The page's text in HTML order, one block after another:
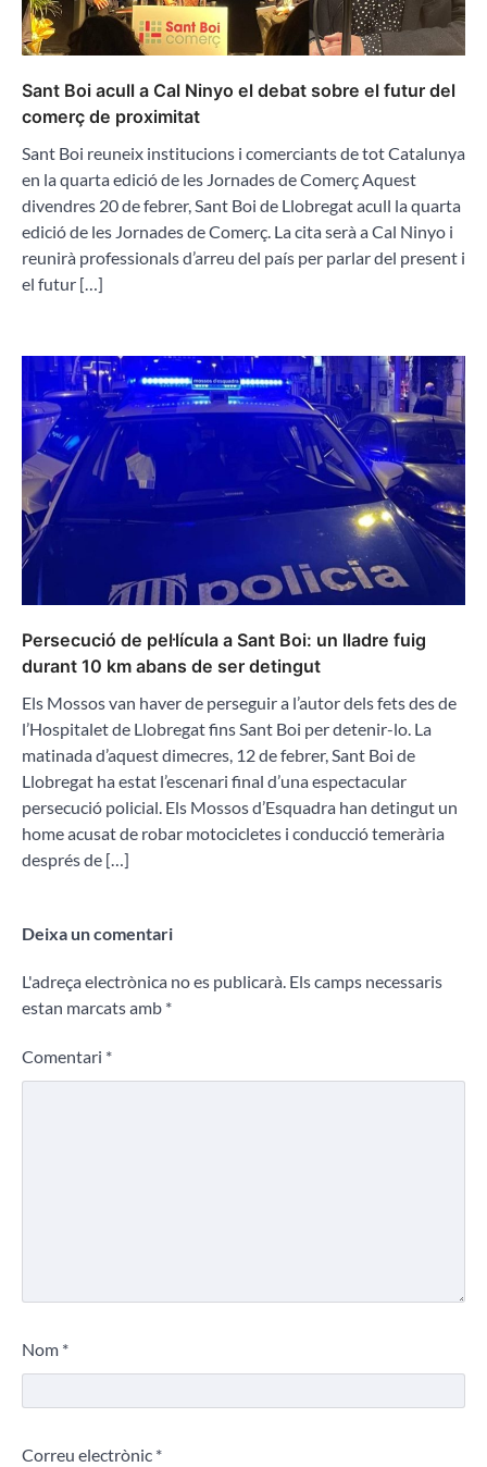
Sant Boi acull a Cal Ninyo el debat sobre el futur del
comerç de proximitat
Sant Boi reuneix institucions i comerciants de tot Catalunya
en la quarta edició de les Jornades de Comerç Aquest
divendres 20 de febrer, Sant Boi de Llobregat acull la quarta
edició de les Jornades de Comerç. La cita serà a Cal Ninyo i
reunirà professionals d’arreu del país per parlar del present i
el futur […]
Persecució de pel·lícula a Sant Boi: un lladre fuig
durant 10 km abans de ser detingut
Els Mossos van haver de perseguir a l’autor dels fets des de
l’Hospitalet de Llobregat fins Sant Boi per detenir-lo. La
matinada d’aquest dimecres, 12 de febrer, Sant Boi de
Llobregat ha estat l’escenari final d’una espectacular
persecució policial. Els Mossos d’Esquadra han detingut un
home acusat de robar motocicletes i conducció temerària
després de […]
Deixa un comentari
L'adreça electrònica no es publicarà. Els camps necessaris
estan marcats amb *
Comentari *
Nom *
Correu electrònic *